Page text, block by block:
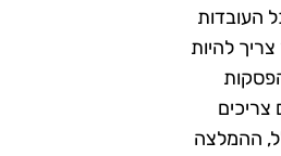
העובדות
להיות
ההמלצה